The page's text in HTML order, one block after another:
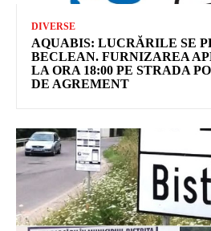
DIVERSE
AQUABIS: LUCRĂRILE SE
BECLEAN. FURNIZAREA
LA ORA 18:00 PE STRADA
DE AGREMENT